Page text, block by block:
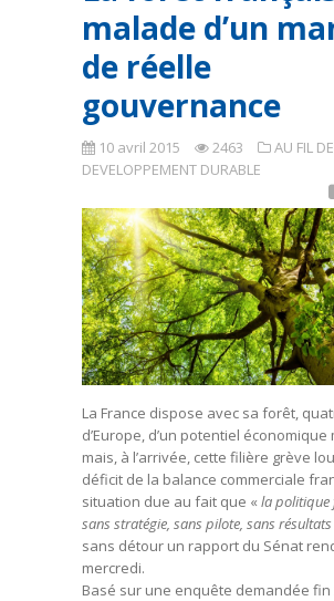
malade d’un
de réelle
gouvernance
10 avril 2015 2463 AU FIL
DEVELOPPEMENT DURABLE
La France dispose avec sa forêt,
d’Europe, d’un potentiel économique
mais, à l’arrivée, cette filière grève
déficit de la balance commerciale
situation due au fait que « la politique
sans stratégie, sans pilote, sans résultats
sans détour un rapport du Sénat
mercredi.
Basé sur une enquête demandée fin